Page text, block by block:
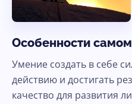
Особенности
Умение создать в себе
действию и достигать
качество для развития